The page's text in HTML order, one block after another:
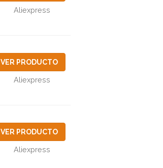
Aliexpress
VER PRODUCTO
Aliexpress
VER PRODUCTO
Aliexpress